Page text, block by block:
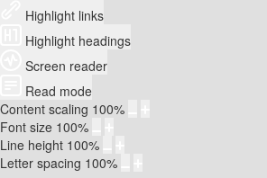
Highlight links
Highlight headings
Screen reader
Read mode
Content scaling 100%
Font size 100%
Line height 100%
Letter spacing 100%